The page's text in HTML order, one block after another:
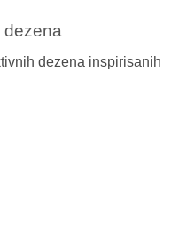
dezena
dezena inspirisanih